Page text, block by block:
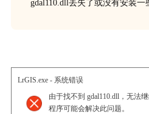
gdal110.dll丢失了或没有安装一
LrGIS.exe - 系统错误
由于找不到 gdal110.dll，无法
程序可能会解决此问题。